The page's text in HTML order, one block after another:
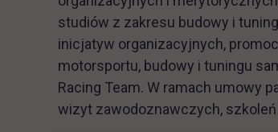
studiów z zakresu budowy i
inicjatyw organizacyjnych,
motorsportu, budowy i tuningu
Racing Team. W ramach umowy
wizyt zawodoznawczych,